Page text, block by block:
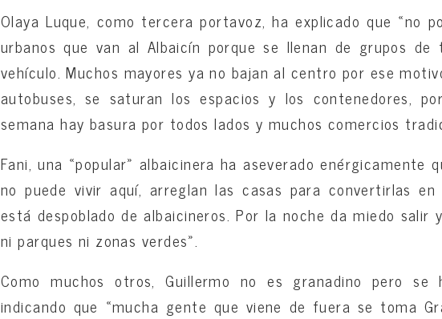
Olaya Luque, como tercera portavoz, ha explicado que «no
urbanos que van al Albaicín porque se llenan de grupos
vehículo. Muchos mayores ya no bajan al centro por ese
autobuses, se saturan los espacios y los contenedores,
semana hay basura por todos lados y muchos comercios
Fani, una «popular» albaicinera ha aseverado enérgicamente
no puede vivir aquí, arreglan las casas para convertirlas
está despoblado de albaicineros. Por la noche da miedo salir
ni parques ni zonas verdes».
Como muchos otros, Guillermo no es granadino pero
indicando que «mucha gente que viene de fuera se toma